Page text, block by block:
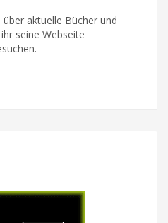
aktuelle Bücher und
seine Webseite